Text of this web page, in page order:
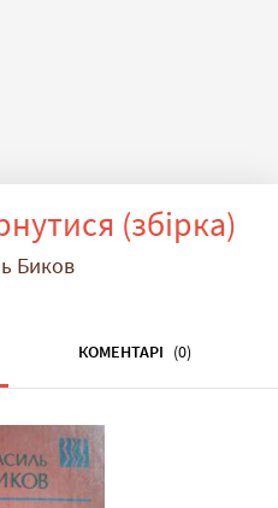
(збірка)
Биков
КОМЕНТАРІ (0)